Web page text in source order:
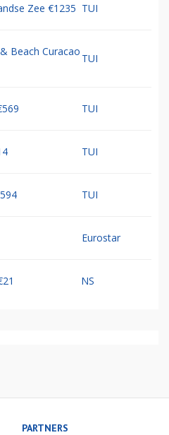
Zee €1235 TUI
Beach Curacao
TUI
TUI
TUI
TUI
Eurostar
NS
PARTNERS